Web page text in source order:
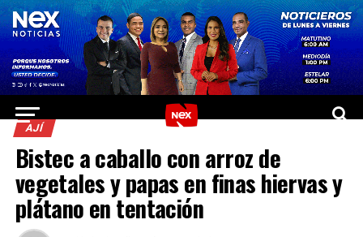
AJÍ
Bistec a caballo con arroz de
vegetales y papas en finas hiervas y
plátano en tentación